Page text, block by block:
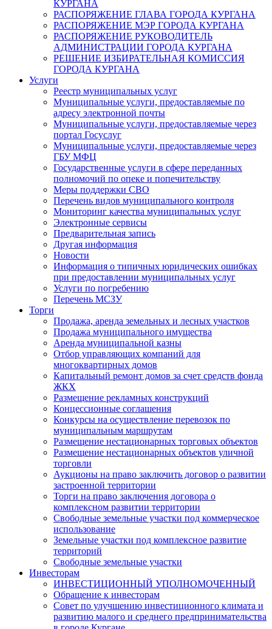
КУРГАНА
РАСПОРЯЖЕНИЕ ГЛАВА ГОРОДА КУРГАНА
РАСПОРЯЖЕНИЕ МЭР ГОРОДА КУРГАНА
РАСПОРЯЖЕНИЕ РУКОВОДИТЕЛЬ
АДМИНИСТРАЦИИ ГОРОДА КУРГАНА
РЕШЕНИЕ ИЗБИРАТЕЛЬНАЯ КОМИССИЯ
ГОРОДА КУРГАНА
Услуги
Реестр муниципальных услуг
Муниципальные услуги, предоставляемые по
адресу электронной почты
Муниципальные услуги, предоставляемые через
портал Госуслуг
Муниципальные услуги, предоставляемые через
ГБУ МФЦ
Государственные услуги в сфере переданных
полномочий по опеке и попечительству
Меры поддержки СВО
Перечень видов муниципального контроля
Мониторинг качества муниципальных услуг
Электронные сервисы
Предварительная запись
Другая информация
Новости
Информация о типичных юридических ошибках
при предоставлении муниципальных услуг
Услуги по погребению
Перечень МСЗУ
Торги
Продажа, аренда земельных и лесных участков
Продажа муниципального имущества
Аренда муниципальной казны
Отбор управляющих компаний для
многоквартирных домов
Капитальный ремонт домов за счет средств фонда
ЖКХ
Размещение рекламных конструкций
Концессионные соглашения
Конкурсы на осуществление перевозок по
муниципальным маршрутам
Размещение нестационарных торговых объектов
Размещение нестационарных объектов уличной
торговли
Аукционы на право заключить договор о развитии
застроенной территории
Торги на право заключения договора о
комплексном развитии территории
Свободные земельные участки под коммерческое
использование
Земельные участки под комплексное развитие
территорий
Свободные земельные участки
Инвесторам
ИНВЕСТИЦИОННЫЙ УПОЛНОМОЧЕННЫЙ
Обращение к инвесторам
Совет по улучшению инвестиционного климата и
развитию малого и среднего предпринимательства